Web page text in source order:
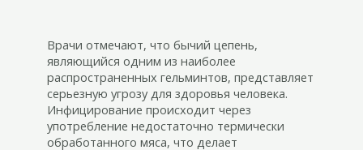
Врачи отмечают, что бычий цепень,
являющийся одним из наиболее
распространенных гельминтов, представляет
серьезную угрозу для здоровья человека.
Инфицирование происходит через
употребление недостаточно термически
обработанного мяса, что делает